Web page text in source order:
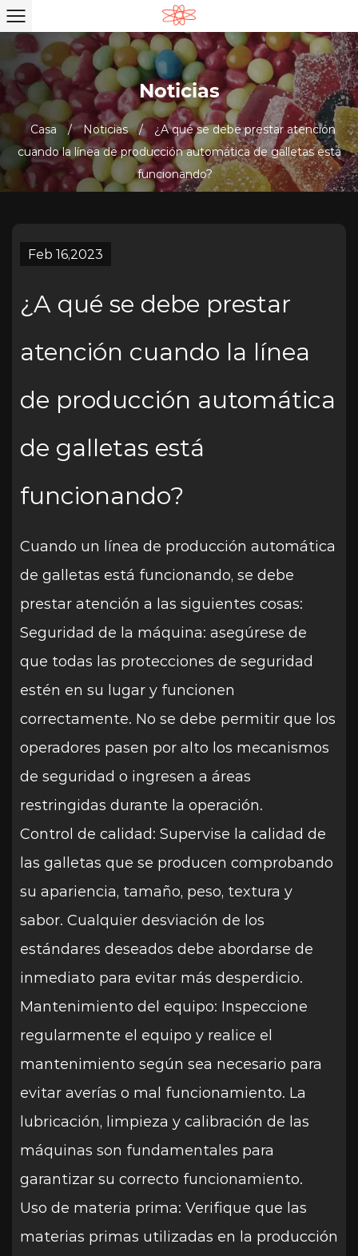
Noticias
Casa / Noticias /
¿A qué se debe prestar atención
cuando la línea de producción automática de galletas está
funcionando?
Feb 16,2023
¿A qué se debe prestar
atención cuando la línea
de producción automática
de galletas está
funcionando?
Cuando un línea de producción automática
de galletas está funcionando, se debe
prestar atención a las siguientes cosas:
Seguridad de la máquina: asegúrese de
que todas las protecciones de seguridad
estén en su lugar y funcionen
correctamente. No se debe permitir que los
operadores pasen por alto los mecanismos
de seguridad o ingresen a áreas
restringidas durante la operación.
Control de calidad: Supervise la calidad de
las galletas que se producen comprobando
su apariencia, tamaño, peso, textura y
sabor. Cualquier desviación de los
estándares deseados debe abordarse de
inmediato para evitar más desperdicio.
Mantenimiento del equipo: Inspeccione
regularmente el equipo y realice el
mantenimiento según sea necesario para
evitar averías o mal funcionamiento. La
lubricación, limpieza y calibración de las
máquinas son fundamentales para
garantizar su correcto funcionamiento.
Uso de materia prima: Verifique que las
materias primas utilizadas en la producción